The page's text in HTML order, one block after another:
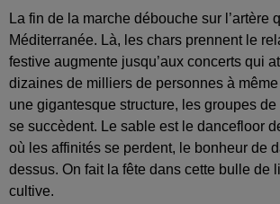
La fin de la marche débouche sur l’artère
Méditerranée. Là, les chars prennent le
festive augmente jusqu’aux concerts qui
dizaines de milliers de personnes à
une gigantesque structure, les groupes
se succèdent. Le sable est le dancefloor
où les affinités se perdent, le bonheur de
dessus. On fait la fête dans cette bulle de
cultive.